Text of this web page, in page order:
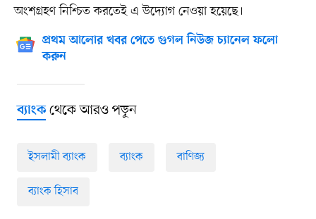
অংশগ্রহণ নিশ্চিত করতেই এ উদ্যোগ নেওয়া হয়েছে।
প্রথম আলোর খবর পেতে গুগল নিউজ চ্যানেল ফলো
করুন
ব্যাংকথেকে আরও পড়ুন
ইসলামী ব্যাংক ব্যাংক বাণিজ্য
ব্যাংক হিসাব